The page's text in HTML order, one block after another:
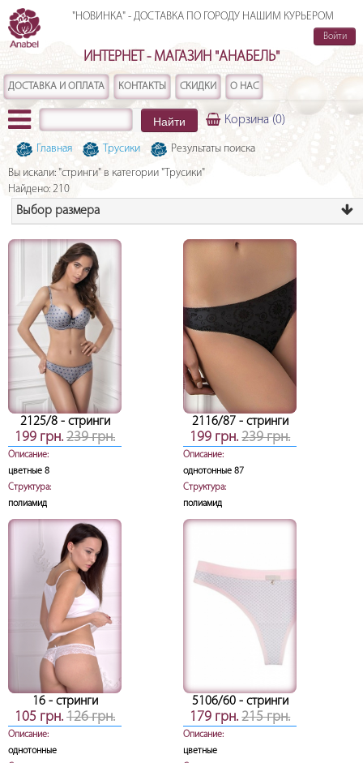
ИНТЕРНЕТ - МАГАЗИН "АНАБЕЛЬ"
"НОВИНКА" - ДОСТАВКА ПО ГОРОДУ НАШИМ КУРЬЕРОМ
ДОСТАВКА И ОПЛАТА КОНТАКТЫ СКИДКИ О НАС
Найти Корзина(0)
Войти
Главная Трусики
Результаты поиска
Вы искали: "стринги" в категории "Трусики"
Найдено: 210
Выбор размера
2125/8- стринги
199 грн. 239 грн.
Описание:
цветные 8
Структура:
полиамид
2116/87- стринги
199 грн.239 грн.
Описание:
однотонные 87
Структура:
полиамид
16- стринги
105 грн. 126 грн.
Описание:
однотонные
5106/60- стринги
179 грн.215 грн.
Описание:
цветные